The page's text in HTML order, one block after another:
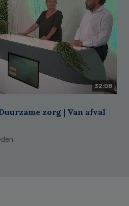
32:08
zorg | Van afval